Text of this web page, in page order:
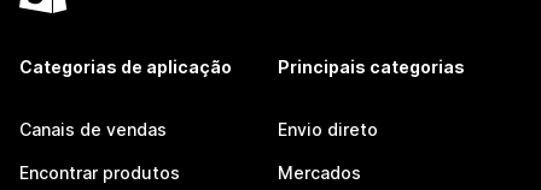
Categorias de aplicação
Canais de vendas
Encontrar produtos
Principais categorias
Envio direto
Mercados